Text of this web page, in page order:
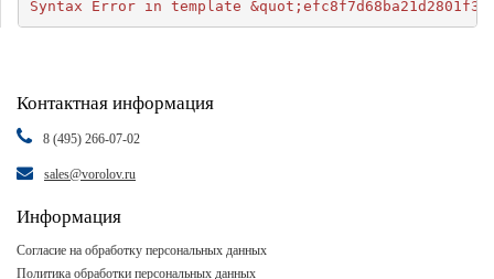
Syntax Error in template
Контактная информация
8 (495) 266-07-02
sales@vorolov.ru
Информация
Согласие на обработку персональных данных
Политика обработки персональных данных